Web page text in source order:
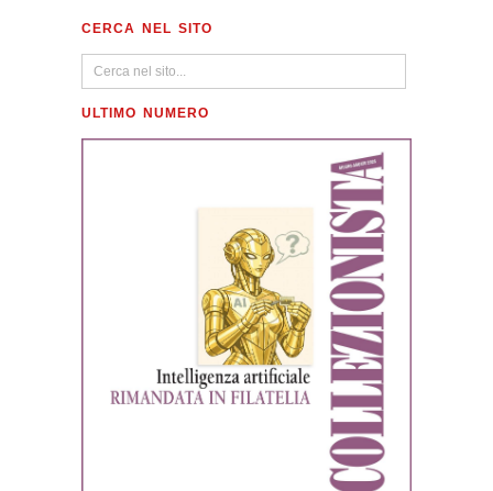
CERCA NEL SITO
ULTIMO NUMERO